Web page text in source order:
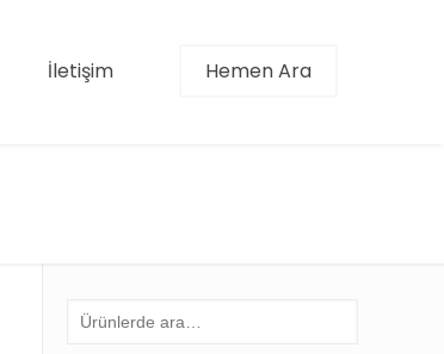
İletişim Hemen Ara